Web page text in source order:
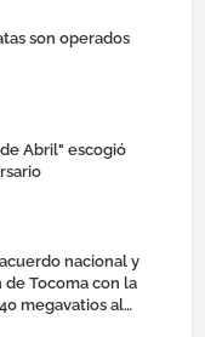
son operados
Abril" escogió
nacional y
Tocoma con la
megavatios al